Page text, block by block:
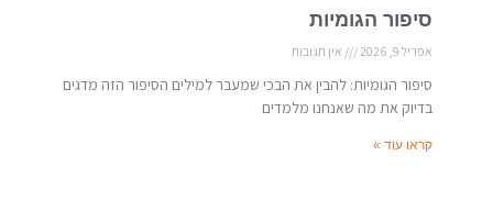
סיפור הגומיות
אפריל 9, 2026 אין תגובות
סיפור הגומיות: להבין את הבכי שמעבר למילים הסיפור הזה מדגים
בדיוק את מה שאנחנו מלמדים
קראו עוד »